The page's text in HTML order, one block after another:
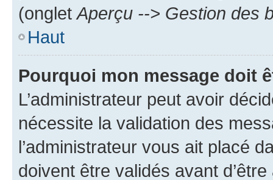
(onglet Aperçu --> Gestion des
Haut
Pourquoi mon message doit
L’administrateur peut avoir
nécessite la validation des
l’administrateur vous ait placé
doivent être validés avant